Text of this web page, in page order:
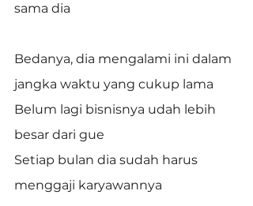
sama dia
Bedanya, dia mengalami ini dalam
jangka waktu yang cukup lama
Belum lagi bisnisnya udah lebih
besar dari gue
Setiap bulan dia sudah harus
menggaji karyawannya